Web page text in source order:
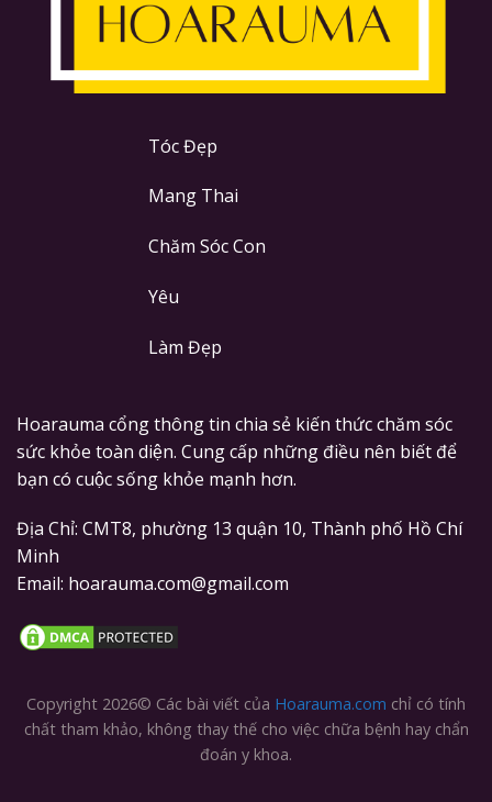
Tóc Đẹp
Mang Thai
Chăm Sóc Con
Yêu
Làm Đẹp
Hoarauma cổng thông tin chia sẻ kiến thức chăm sóc
sức khỏe toàn diện. Cung cấp những điều nên biết để
bạn có cuộc sống khỏe mạnh hơn.
Địa Chỉ: CMT8, phường 13 quận 10, Thành phố Hồ Chí
Minh
Email: hoarauma.com@gmail.com
Copyright 2026© Các bài viết của Hoarauma.com chỉ có tính
chất tham khảo, không thay thế cho việc chữa bệnh hay chẩn
đoán y khoa.